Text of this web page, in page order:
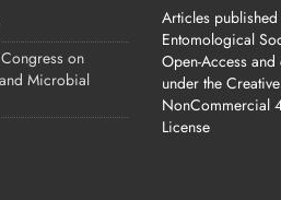
on
Microbial
Articles
Entomological
Open-Access
under the
NonCommercial
License